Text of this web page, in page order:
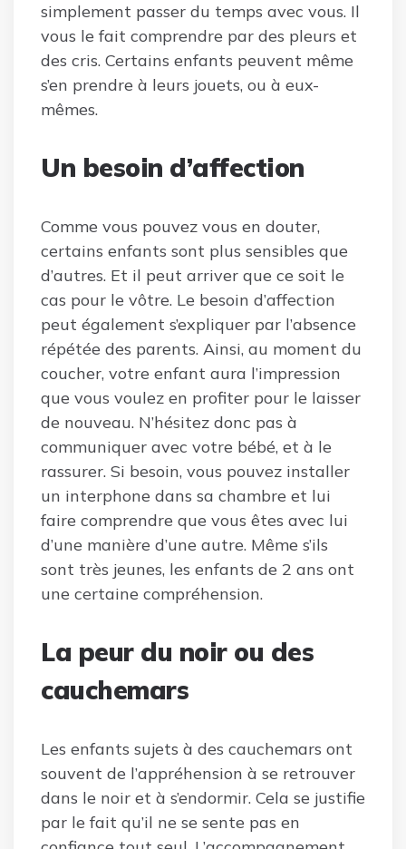
simplement passer du temps avec vous. Il
vous le fait comprendre par des pleurs et
des cris. Certains enfants peuvent même
s’en prendre à leurs jouets, ou à eux-
mêmes.
Un besoin d’affection
Comme vous pouvez vous en douter,
certains enfants sont plus sensibles que
d’autres. Et il peut arriver que ce soit le
cas pour le vôtre. Le besoin d’affection
peut également s’expliquer par l’absence
répétée des parents. Ainsi, au moment du
coucher, votre enfant aura l’impression
que vous voulez en profiter pour le laisser
de nouveau. N’hésitez donc pas à
communiquer avec votre bébé, et à le
rassurer. Si besoin, vous pouvez installer
un interphone dans sa chambre et lui
faire comprendre que vous êtes avec lui
d’une manière d’une autre. Même s’ils
sont très jeunes, les enfants de 2 ans ont
une certaine compréhension.
La peur du noir ou des
cauchemars
Les enfants sujets à des cauchemars ont
souvent de l’appréhension à se retrouver
dans le noir et à s’endormir. Cela se justifie
par le fait qu’il ne se sente pas en